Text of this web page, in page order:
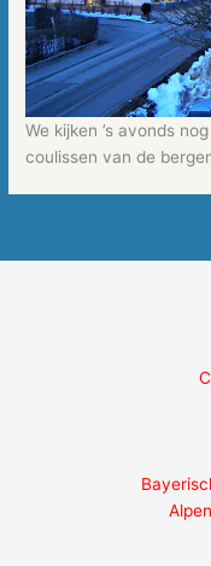
We kijken ’s avonds
coulissen van de